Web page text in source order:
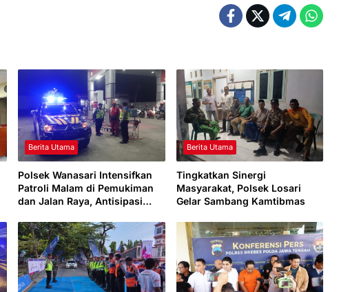
Berita Utama
Polsek Wanasari Intensifkan
Patroli Malam di Pemukiman
dan Jalan Raya, Antisipasi
Berita Utama
Tingkatkan Sinergi
Masyarakat, Polsek Losari
Gelar Sambang Kamtibmas